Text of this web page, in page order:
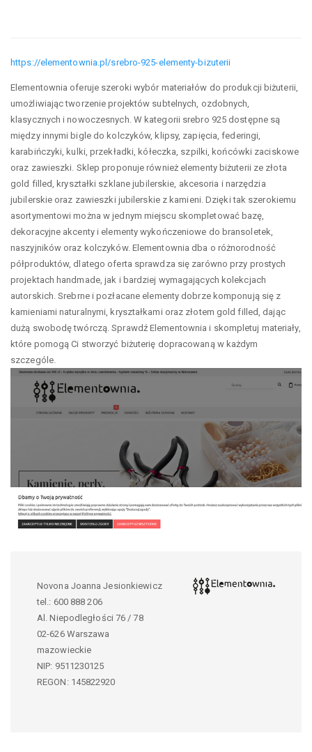
https://elementownia.pl/srebro-925-elementy-bizuterii
Elementownia oferuje szeroki wybór materiałów do produkcji biżuterii,
umożliwiając tworzenie projektów subtelnych, ozdobnych,
klasycznych i nowoczesnych. W kategorii srebro 925 dostępne są
między innymi bigle do kolczyków, klipsy, zapięcia, federingi,
karabińczyki, kulki, przekładki, kółeczka, szpilki, końcówki zaciskowe
oraz zawieszki. Sklep proponuje również elementy biżuterii ze złota
gold filled, kryształki szklane jubilerskie, akcesoria i narzędzia
jubilerskie oraz zawieszki jubilerskie z kamieni. Dzięki tak szerokiemu
asortymentowi można w jednym miejscu skompletować bazę,
dekoracyjne akcenty i elementy wykończeniowe do bransoletek,
naszyjników oraz kolczyków. Elementownia dba o różnorodność
półproduktów, dlatego oferta sprawdza się zarówno przy prostych
projektach handmade, jak i bardziej wymagających kolekcjach
autorskich. Srebrne i pozłacane elementy dobrze komponują się z
kamieniami naturalnymi, kryształkami oraz złotem gold filled, dając
dużą swobodę twórczą. Sprawdź Elementownia i skompletuj materiały,
które pomogą Ci stworzyć biżuterię dopracowaną w każdym
szczególe.
Novona Joanna Jesionkiewicz
tel.: 600 888 206
Al. Niepodległości 76 / 78
02-626 Warszawa
mazowieckie
NIP: 9511230125
REGON: 145822920